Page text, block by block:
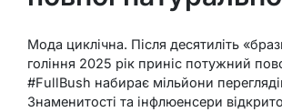
Мода циклічна. Після десятиліть
гоління 2025 рік приніс потужний
#FullBush набирає мільйони
Знаменитості та інфлюенсери відкрито